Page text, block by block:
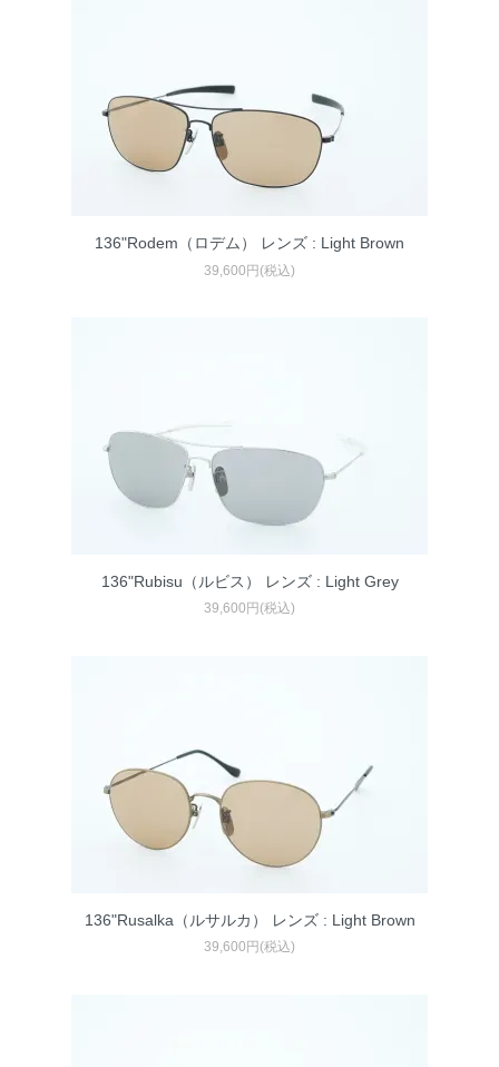
136"Rodem（ロデム） レンズ : Light Brown
39,600円(税込)
136"Rubisu（ルビス） レンズ : Light Grey
39,600円(税込)
136"Rusalka（ルサルカ） レンズ : Light Brown
39,600円(税込)